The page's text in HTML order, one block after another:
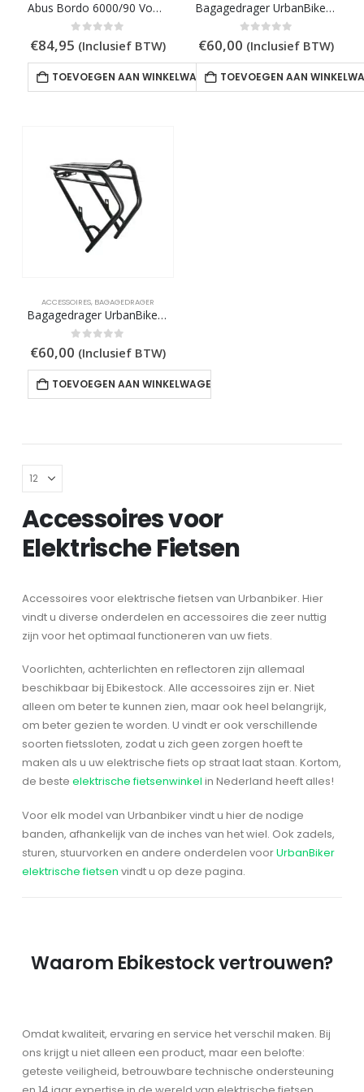
Abus Bordo 6000/90 Vouwslot | Security Level 10
0 out of 5
€84,95 (Inclusief BTW)
TOEVOEGEN AAN WINKELWAGEN
Bagagedrager UrbanBiker Mini en Mini PLUS
0 out of 5
€60,00 (Inclusief BTW)
TOEVOEGEN AAN
ACCESSOIRES, BAGAGEDRAGER
Bagagedrager UrbanBiker voor Viena 23 en Sidney 23
0 out of 5
€60,00 (Inclusief BTW)
TOEVOEGEN AAN WINKELWAGEN
Accessoires voor
Elektrische Fietsen
Accessoires voor elektrische fietsen van Urbanbiker. Hier
vindt u diverse onderdelen en accessoires die zeer nuttig
zijn voor het optimaal functioneren van uw fiets.
Voorlichten, achterlichten en reflectoren zijn allemaal
beschikbaar bij Ebikestock. Alle accessoires zijn er. Niet
alleen om beter te kunnen zien, maar ook heel belangrijk,
om beter gezien te worden. U vindt er ook verschillende
soorten fietssloten, zodat u zich geen zorgen hoeft te
maken als u uw elektrische fiets op straat laat staan. Kortom,
de beste elektrische fietsenwinkel in Nederland heeft alles!
Voor elk model van Urbanbiker vindt u hier de nodige
banden, afhankelijk van de inches van het wiel. Ook zadels,
sturen, stuurvorken en andere onderdelen voorUrbanBiker
elektrische fietsen vindt u op deze pagina.
Waarom Ebikestock vertrouwen?
Omdat kwaliteit, ervaring en service het verschil maken. Bij
ons krijgt u niet alleen een product, maar een belofte:
geteste veiligheid, betrouwbare technische ondersteuning